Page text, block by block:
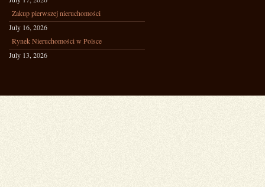
Zakup pierwszej nieruchomości
July 16, 2026
Rynek Nieruchomości w Polsce
July 13, 2026